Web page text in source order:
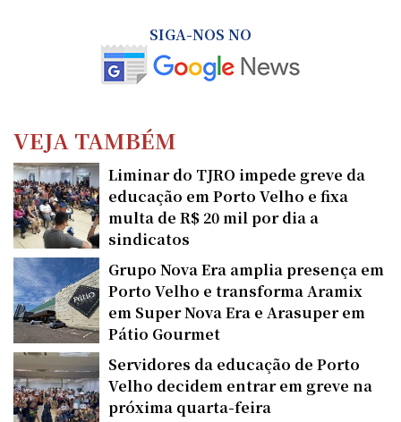
SIGA-NOS NO
VEJA TAMBÉM
Liminar do TJRO impede greve da
educação em Porto Velho e fixa
multa de R$ 20 mil por dia a
sindicatos
Grupo Nova Era amplia presença em
Porto Velho e transforma Aramix
em Super Nova Era e Arasuper em
Pátio Gourmet
Servidores da educação de Porto
Velho decidem entrar em greve na
próxima quarta-feira